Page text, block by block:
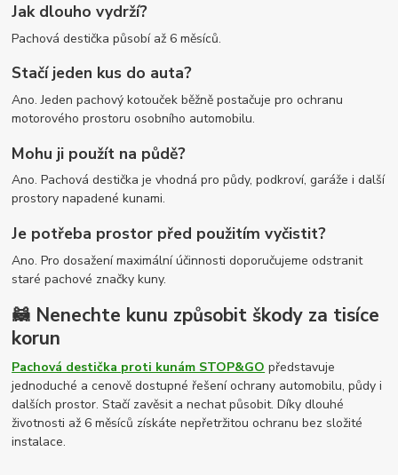
Jak dlouho vydrží?
Pachová destička působí až 6 měsíců.
Stačí jeden kus do auta?
Ano. Jeden pachový kotouček běžně postačuje pro ochranu
motorového prostoru osobního automobilu.
Mohu ji použít na půdě?
Ano. Pachová destička je vhodná pro půdy, podkroví, garáže i další
prostory napadené kunami.
Je potřeba prostor před použitím vyčistit?
Ano. Pro dosažení maximální účinnosti doporučujeme odstranit
staré pachové značky kuny.
🦝 Nenechte kunu způsobit škody za tisíce
korun
Pachová destička proti kunám STOP&GO představuje
jednoduché a cenově dostupné řešení ochrany automobilu, půdy i
dalších prostor. Stačí zavěsit a nechat působit. Díky dlouhé
životnosti až 6 měsíců získáte nepřetržitou ochranu bez složité
instalace.